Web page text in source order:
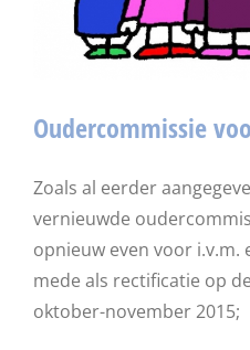
Oudercommissie
Zoals al eerder
vernieuwde
opnieuw even voor i.v.m.
mede als rectificatie op
oktober-november 2015;